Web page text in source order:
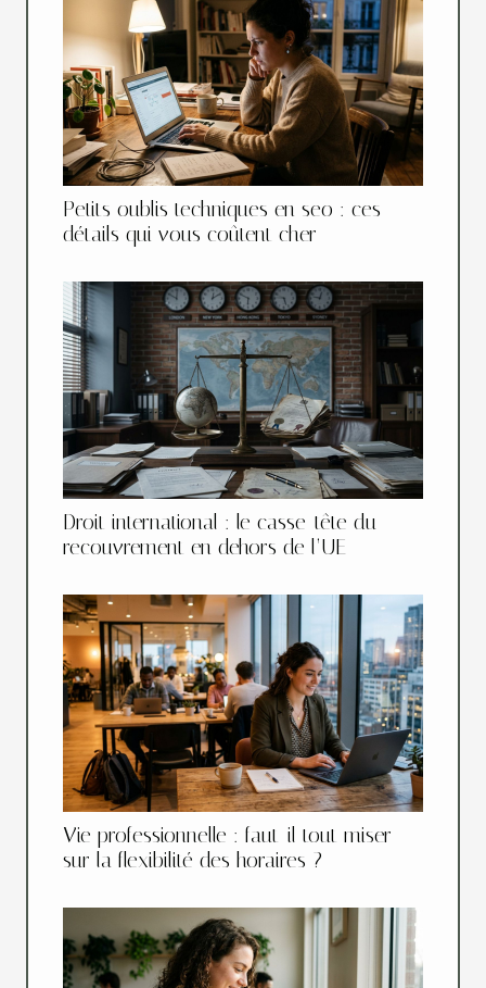
Petits oublis techniques en seo : ces
détails qui vous coûtent cher
Droit international : le casse-tête du
recouvrement en dehors de l’UE
Vie professionnelle : faut-il tout miser
sur la flexibilité des horaires ?